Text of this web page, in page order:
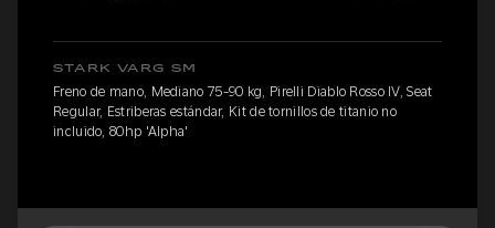
STARK VARG SM
Freno de mano, Mediano 75-90 kg, Pirelli Diablo Rosso IV, Seat
Regular, Estriberas estándar, Kit de tornillos de titanio no
incluido, 80hp 'Alpha'